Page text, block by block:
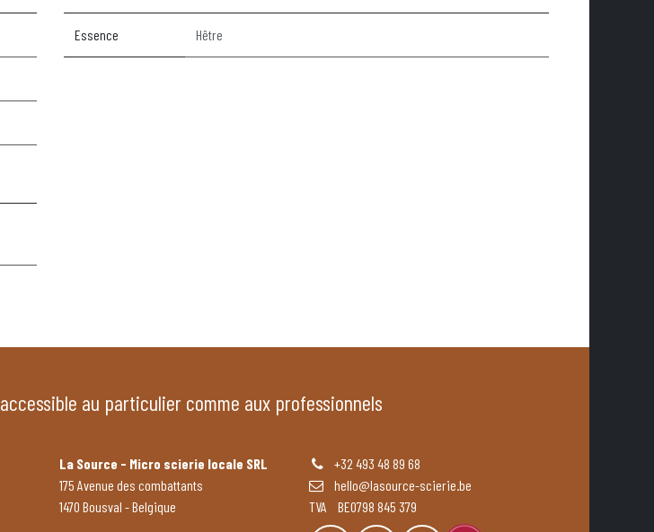
Essence Hêtre
accessible au particulier comme aux professionnels
La Source - Micro scierie locale SRL
175 Avenue des combattants
1470 Bousval - Belgique
+32 493 48 89 68
hello@lasource-scierie.be
TVA BE0798 845 379